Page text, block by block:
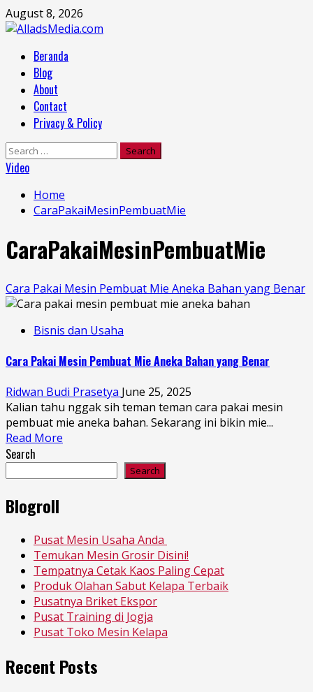
Skip
to
August 8, 2026
MenuBeranda
Blog
About
Contact
Privacy & Policy
Search
for:
Video
Home
CaraPakaiMesinPembuatMie
CaraPakaiMesinPembuatMie
Cara Pakai Mesin Pembuat Mie Aneka Bahan yang Benar
Bisnis dan Usaha
Cara Pakai Mesin Pembuat Mie Aneka Bahan yang Benar
Ridwan Budi Prasetya June 25, 2025
Kalian tahu nggak sih teman teman cara pakai mesin
pembuat mie aneka bahan. Sekarang ini bikin mie...
Read More
Search
Search
Blogroll
Pusat Mesin Usaha Anda
Temukan Mesin Grosir Disini!
Tempatnya Cetak Kaos Paling Cepat
Produk Olahan Sabut Kelapa Terbaik
Pusatnya Briket Ekspor
Pusat Training di Jogja
Pusat Toko Mesin Kelapa
Recent Posts